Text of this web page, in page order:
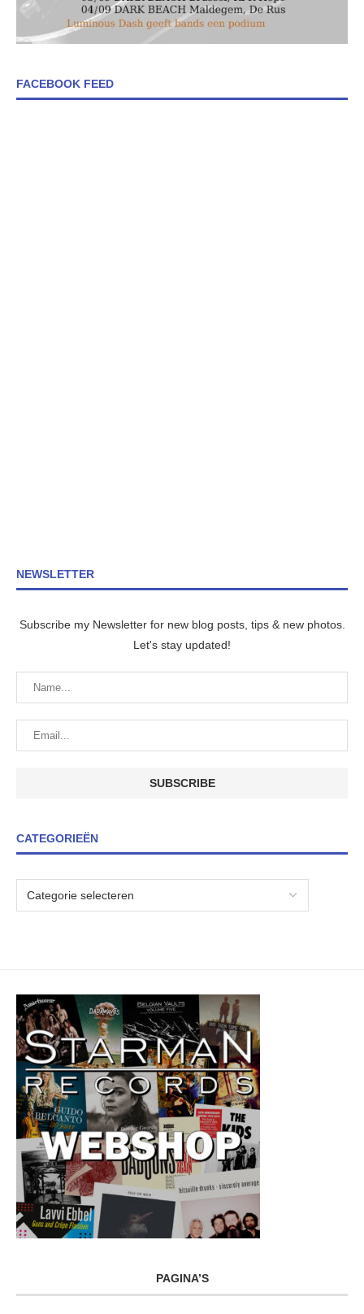
FACEBOOK FEED
NEWSLETTER
Subscribe my Newsletter for new blog posts, tips & new photos.
Let's stay updated!
CATEGORIEËN
PAGINA’S